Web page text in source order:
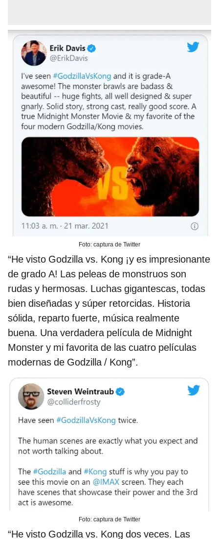
Foto: captura de Twitter
“He visto Godzilla vs. Kong ¡y es impresionante
de grado A! Las peleas de monstruos son
rudas y hermosas. Luchas gigantescas, todas
bien diseñadas y súper retorcidas. Historia
sólida, reparto fuerte, música realmente
buena. Una verdadera película de Midnight
Monster y mi favorita de las cuatro películas
modernas de Godzilla / Kong”.
Foto: captura de Twitter
“He visto Godzilla vs. Kong dos veces. Las